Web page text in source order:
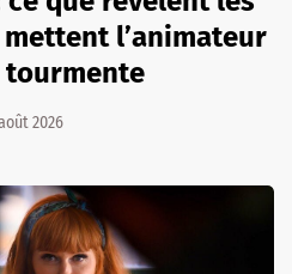
l’animateur
tourmente
2026